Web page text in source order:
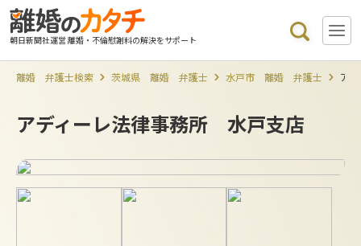
朝日新聞社運営 離婚・不倫慰謝料の解決をサポート
離婚 弁護士検索 茨城県 離婚 弁護士 水戸市 離婚 弁護士 ア
アディーレ法律事務所 水戸支店